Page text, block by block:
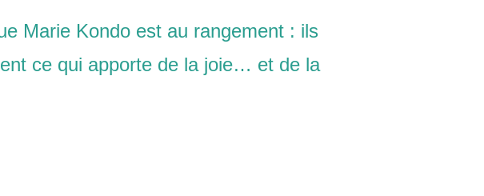
Marie Kondo est au rangement : ils
ce qui apporte de la joie… et de la